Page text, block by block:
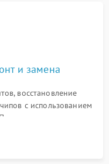
и замена
восстановление
с использованием
микросхемы
портов USB